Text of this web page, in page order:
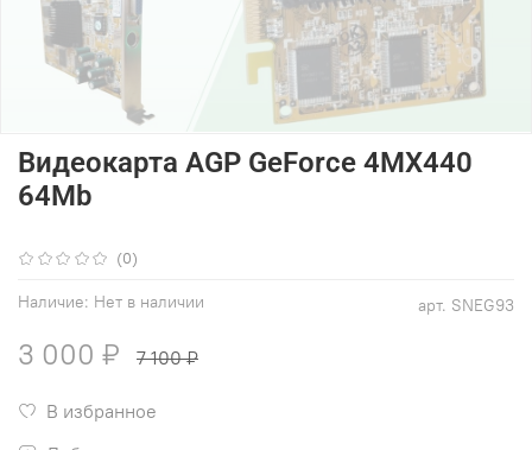
(0)
арт. SNEG93
Наличие: Нет в наличии
Видеокарта AGP GeForce 4MX440
64Mb
3 000 ₽ 7 100 ₽
В избранное